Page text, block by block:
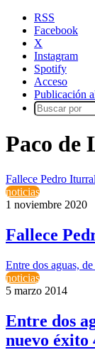
RSS
Facebook
X
Instagram
Spotify
Acceso
Publicación
Paco de
Fallece Pedro
noticias
1 noviembre 2020
Fallece
Entre dos aguas,
noticias
5 marzo 2014
Entre dos
nuevo éxito